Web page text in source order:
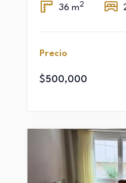
36 m2
Precio
$500,000